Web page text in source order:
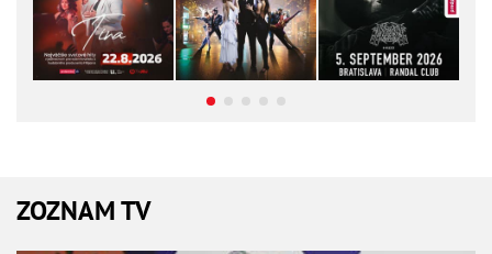
ZOZNAM TV